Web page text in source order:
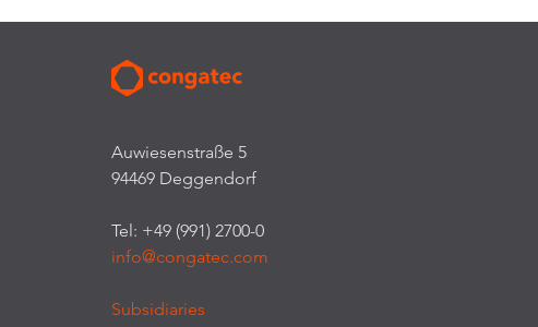
Auwiesenstraße 5
94469 Deggendorf
Tel: +49 (991) 2700-0
info@congatec.com
Subsidiaries